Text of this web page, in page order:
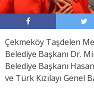
Çekmeköy Taşdelen
Belediye Başkanı Dr.
Belediye Başkanı
ve Türk Kızılayı Genel